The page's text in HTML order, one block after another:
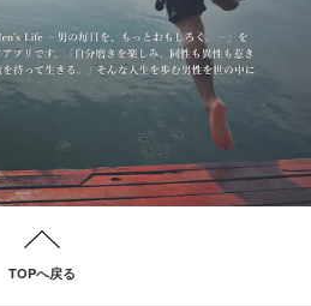
TOPへ戻る